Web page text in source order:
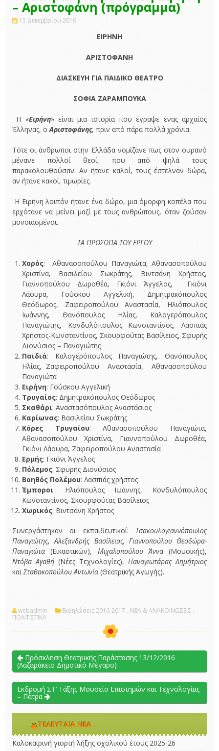
– Αριστοφάνη (πρόγραμμα)
15 Δεκεμβρίου 2016
ΕΙΡΗΝΗ
ΑΡΙΣΤΟΦΑΝΗ
ΔΙΑΣΚΕΥΗ ΓΙΑ ΠΑΙΔΙΚΟ ΘΕΑΤΡΟ
ΣΟΦΙΑ ΖΑΡΑΜΠΟΥΚΑ
Η «Ειρήνη» είναι μια ιστορία που έγραψε ένας αρχαίος
Έλληνας, οΑριστοφάνης, πριν από πάρα πολλά χρόνια.
Τότε οι άνθρωποι στην Ελλάδα νομίζανε πως στον ουρανό
μένανε πολλοί θεοί, που από ψηλά τους
παρακολουθούσαν. Αν ήτανε καλοί, τους έστελναν δώρα,
αν ήτανε κακοί, τιμωρίες.
Η Ειρήνη λοιπόν ήτανε ένα δώρο, μια όμορφη κοπέλα που
ερχότανε να μείνει μαζί με τους ανθρώπους, όταν ζούσαν
μονοιασμένοι.
ΤΑ ΠΡΟΣΩΠΑ ΤΟΥ ΕΡΓΟΥ
Χορός: Αθανασοπούλου Παναγιώτα, Αθανασοπούλου
Χριστίνα, Βασιλείου Σωκράτης, Βιντσάνη Χρήστος,
Γιαννοπούλου Δωροθέα, Γκιόνι Άγγελος, Γκιόνι
Λάουρα, Γούσκου Αγγελική, Δημητρακόπουλος
Θεόδωρος, Ζαφειροπούλου Αναστασία, Ηλιόπουλος
Ιωάννης, Θανόπουλος Ηλίας, Καλογερόπουλος
Παναγιώτης, Κονδυλόπουλος Κωνσταντίνος, Λασπιάς
Χρήστος-Κωνσταντίνος, Σκουρφούτας Βασίλειος, Σφυρής
Διονύσιος – Παναγιώτης
Παιδιά: Καλογερόπουλος Παναγιώτης, Θανόπουλος
Ηλίας, Ζαφειροπούλου Αναστασία, Αθανασοπούλου
Παναγιώτα
Ειρήνη: Γούσκου Αγγελική
Τρυγαίος: Δημητρακόπουλος Θεόδωρος
Σκαθάρι: Αναστασόπουλος Αναστάσιος
Καρίωνας: Βασιλείου Σωκράτης
Κόρες Τρυγαίου: Αθανασοπούλου Παναγιώτα,
Αθανασοπούλου Χριστίνα, Γιαννοπούλου Δωροθέα,
Γκιόνι Λάουρα, Ζαφειροπούλου Αναστασία
Ερμής: Γκιόνι Άγγελος
Πόλεμος: Σφυρής Διονύσιος
Βοηθός Πολέμου: Λασπιάς χρήστος
Έμποροι: Ηλιόπουλος Ιωάννης, Κονδυλόπουλος
Κωνσταντίνος, Σκουρφούτας Βασίλειος
Χωρικός: Βιντσάνη Χρήστος
Συνεργάστηκαν οι εκπαιδευτικοί: Τσακουλογιαννόπουλος
Παναγιώτης,Αλεξανδρής Βασίλειος, Γιαννοπούλου Θεοδώρα-
Παναγιώτα (Εικαστικών), Μιχαλοπούλου Άννα (Μουσικής),
Ντόβα Αγαθή (Νέες Τεχνολογίες), Παναγιωτάρας Δημήτριος
καιΣταθακοπούλου Αντωνία (Θεατρικής Αγωγής).
webadmin Εκδηλώσεις 2016-2017 , ΝΕΑ & ΑΝΑΚΟΙΝΩΣΕΙΣ ,
ΠΟΛΙΤΙΣΤΙΚΑ
Πρόσκληση Θεατρικής Παράστασης 13/12/2016
(Λαζαράκειο Δημοτικό Μέγαρο)
Εκδρομή ΣΤ’ Τάξης Μουσείο Επιστημών και Τεχνολογίας
– Πάτρα
ΤΕΛΕΥΤΑΊΑ ΝΈΑ
Καλοκαιρινή γιορτή λήξης σχολικού έτους 2025-26